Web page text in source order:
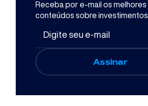
Receba por e-mail os melhores
conteúdos sobre investimentos.